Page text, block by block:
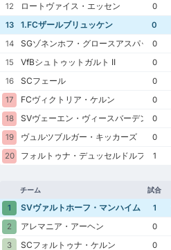
12
ロートヴァイス・エッセン 0
13
1.FCザールブリュッケン 0
14
SGゾネンホフ・グロースアスパッハ
0
15
VfBシュトゥットガルト II 0
16
SCフェール 0
17
FCヴィクトリア・ケルン 0
18
SVヴェーエン・ヴィースバーデン 0
19
ヴュルツブルガー・キッカーズ 0
20
フォルトゥナ・デュッセルドルフ 1
チーム 試合
1 SVヴァルトホーフ・マンハイム 1
2
アレマニア・アーヘン 0
3
SCフォルトゥナ・ケルン 0